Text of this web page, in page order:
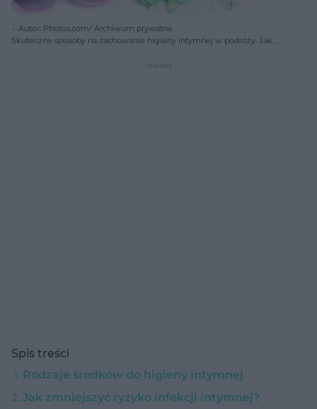
Autor: Photos.com/ Archiwum prywatne
Skuteczne sposoby na zachowanie higieny intymnej w podróży. Jak
Spis treści
Rodzaje środków do higieny intymnej
Jak zmniejszyć ryzyko infekcji intymnej?